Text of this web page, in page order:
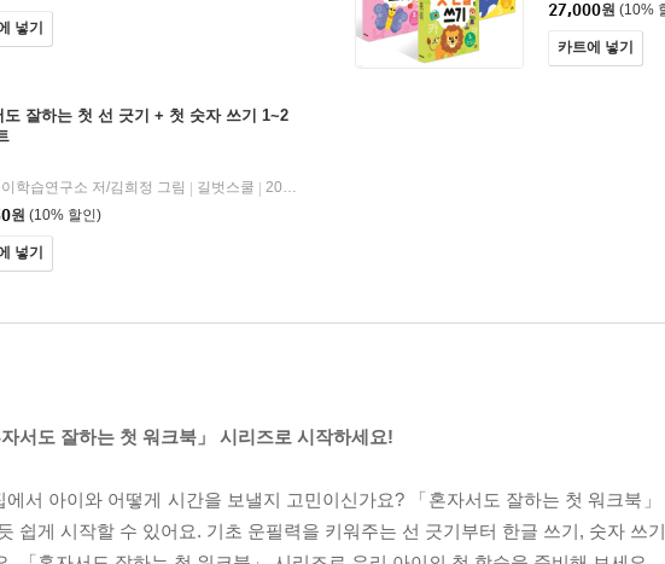
넣기
27,000원 (10%
카트에 넣기
도 잘하는 첫 선 긋기 + 첫 숫자 쓰기 1~2
학습연구소 저/김희정 그림
길벗스쿨
2025년 04월 30일
원 (10% 할인)
넣기
서도 잘하는 첫 워크북」 시리즈로 시작하세요!
서 아이와 어떻게 시간을 보낼지 고민이신가요? 「혼자서도 잘하는 첫 워크북
쉽게 시작할 수 있어요. 기초 운필력을 키워주는 선 긋기부터 한글 쓰기, 숫자 쓰